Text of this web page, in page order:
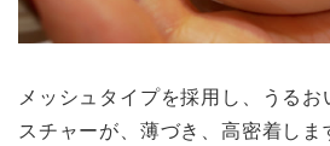
メッシュタイプを採用し、うるお
スチャーが、薄づき、高密着しま